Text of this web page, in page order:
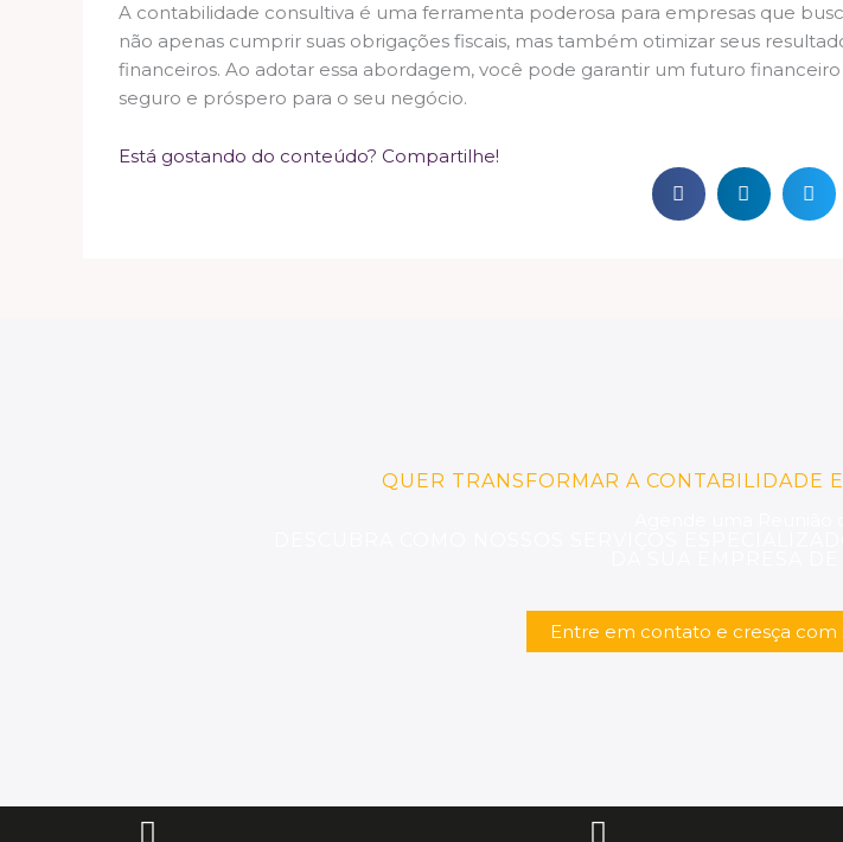
A contabilidade consultiva é uma ferramenta poderosa para empresas que
não apenas cumprir suas obrigações fiscais, mas também otimizar seus
financeiros. Ao adotar essa abordagem, você pode garantir um futuro financeiro
seguro e próspero para o seu negócio.
Está gostando do conteúdo? Compartilhe!
QUER TRANSFORMAR A CONTABILIDADE
Entre em contato e cresça com